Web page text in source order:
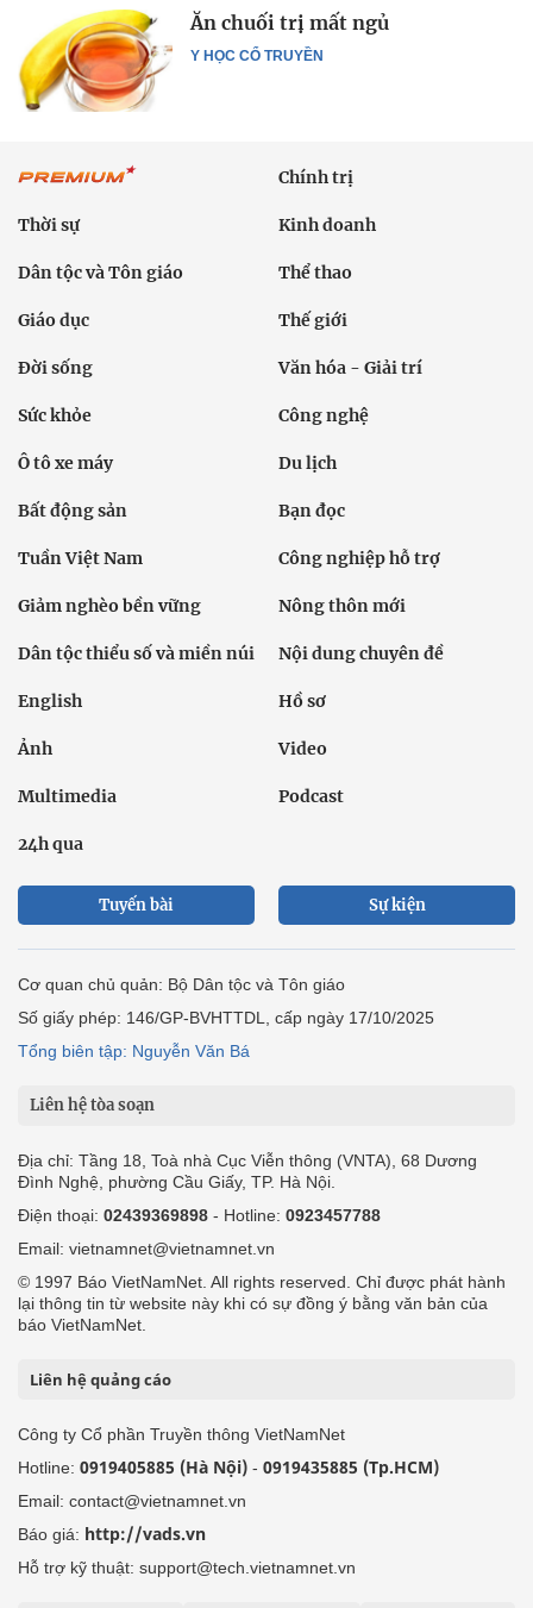
Y HỌC CỔ TRUYỀN
Ăn chuối trị mất ngủ
Chính trị
Thời sự Kinh doanh
Dân tộc và Tôn giáo Thể thao
Giáo dục Thế giới
Đời sống Văn hóa - Giải trí
Sức khỏe Công nghệ
Ô tô xe máy Du lịch
Bất động sản Bạn đọc
Tuần Việt Nam Công nghiệp hỗ trợ
Giảm nghèo bền vững Nông thôn mới
Dân tộc thiểu số và miền núi Nội dung chuyên đề
English Hồ sơ
Ảnh Video
Multimedia Podcast
24h qua
Tuyến bài Sự kiện
Cơ quan chủ quản: Bộ Dân tộc và Tôn giáo
Số giấy phép: 146/GP-BVHTTDL, cấp ngày 17/10/2025
Tổng biên tập: Nguyễn Văn Bá
Liên hệ tòa soạn
Địa chỉ: Tầng 18, Toà nhà Cục Viễn thông (VNTA), 68 Dương
Đình Nghệ, phường Cầu Giấy, TP. Hà Nội.
Điện thoại: 02439369898 - Hotline: 0923457788
Email: vietnamnet@vietnamnet.vn
© 1997 Báo VietNamNet. All rights reserved. Chỉ được phát hành
lại thông tin từ website này khi có sự đồng ý bằng văn bản của
báo VietNamNet.
Liên hệ quảng cáo
Công ty Cổ phần Truyền thông VietNamNet
Hotline: 0919405885 (Hà Nội) - 0919435885 (Tp.HCM)
Email: contact@vietnamnet.vn
Báo giá: http://vads.vn
Hỗ trợ kỹ thuật: support@tech.vietnamnet.vn